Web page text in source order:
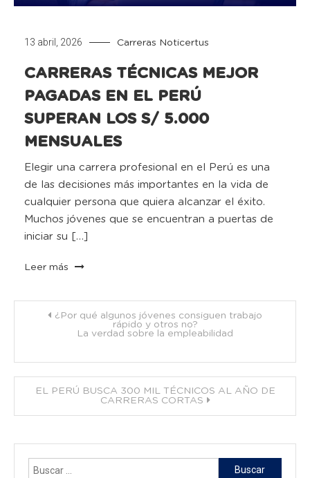
13 abril, 2026 Carreras Noticertus
CARRERAS TÉCNICAS MEJOR
PAGADAS EN EL PERÚ
SUPERAN LOS S/ 5.000
MENSUALES
Elegir una carrera profesional en el Perú es una
de las decisiones más importantes en la vida de
cualquier persona que quiera alcanzar el éxito.
Muchos jóvenes que se encuentran a puertas de
iniciar su […]
Leer más
Navegación
entradas
¿Por qué algunos jóvenes consiguen trabajo
rápido y otros no?
La verdad sobre la empleabilidad
EL PERÚ BUSCA 300 MIL TÉCNICOS AL AÑO DE
CARRERAS CORTAS
Buscar: